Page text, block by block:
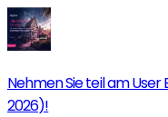
Nehmen Sie teil am User
2026)!